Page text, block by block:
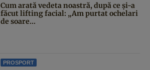
Cum arată vedeta noastră, după ce și-a
făcut lifting facial: „Am purtat ochelari
de soare...
PROSPORT